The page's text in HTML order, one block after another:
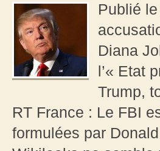
Publié
Diana
l’« Etat
Trump,
RT France : Le FBI
formulées par